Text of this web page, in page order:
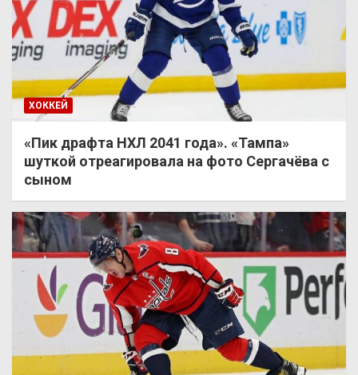
ХОККЕЙ
«Пик драфта НХЛ 2041 года». «Тампа»
шуткой отреагировала на фото Сергачёва с
сыном